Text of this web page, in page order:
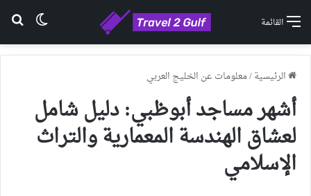
القائمة
الرئيسية/معلومات عن الخليج العربي
أشهر مساجد أبوظبي: دليل شامل
لعشاق الهندسة المعمارية والتراث
الإسلامي